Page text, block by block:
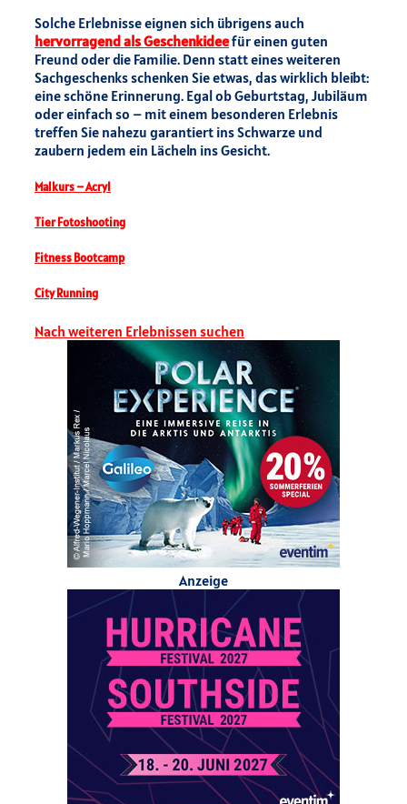
Solche Erlebnisse eignen sich übrigens auch
hervorragend als Geschenkideefür einen guten
Freund oder die Familie. Denn statt eines weiteren
Sachgeschenks schenken Sie etwas, das wirklich bleibt:
eine schöne Erinnerung. Egal ob Geburtstag, Jubiläum
oder einfach so – mit einem besonderen Erlebnis
treffen Sie nahezu garantiert ins Schwarze und
zaubern jedem ein Lächeln ins Gesicht.
Malkurs – Acryl
Tier Fotoshooting
Fitness Bootcamp
City Running
Nach weiteren Erlebnissen suchen
Anzeige